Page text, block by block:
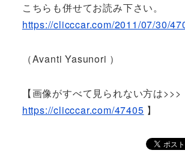
こちらも併せてお読み下さい。
https://clicccar.com/2011/07/30/
（Avanti Yasunori ）
【画像がすべて見られない方は>>>
https://clicccar.com/47405 】